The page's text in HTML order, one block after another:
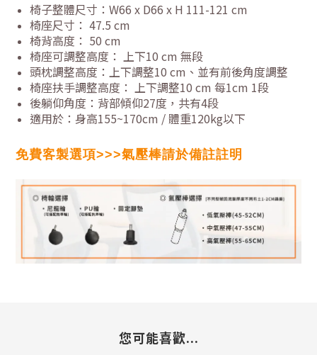
椅子整體尺寸：W66 x D66 x H 111-121 cm
椅座尺寸： 47.5 cm
椅背高度： 50 cm
椅座可調整高度： 上下10 cm 無段
頭枕調整高度：上下調整10 cm、並有前後角度調整
椅座扶手調整高度： 上下調整10 cm 每1cm 1段
後躺仰角度：背部傾仰27度，共有4段
適用於：身高155~170cm / 體重120kg以下
免費客製選項>>>氣壓棒請於備註註明
您可能喜歡...